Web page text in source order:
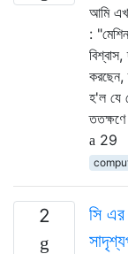
আমি
:
বিশ্বাস,
করছেন,
হ'ল যে
29
2
সি এর